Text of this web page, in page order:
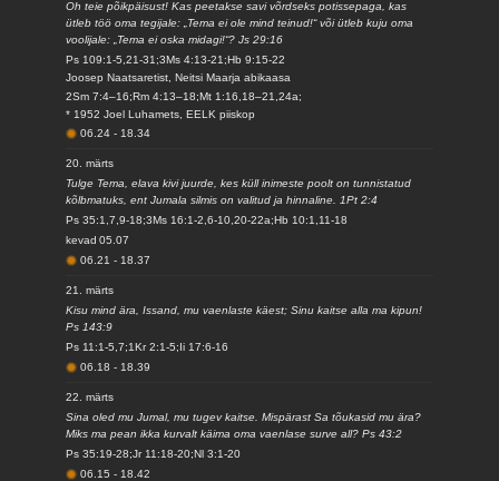
Oh teie põikpäisust! Kas peetakse savi võrdseks potissepaga, kas
ütleb töö oma tegijale: „Tema ei ole mind teinud!“ või ütleb kuju oma
voolijale: „Tema ei oska midagi!“? Js 29:16
Ps 109:1-5,21-31;3Ms 4:13-21;Hb 9:15-22
Joosep Naatsaretist, Neitsi Maarja abikaasa
2Sm 7:4–16;Rm 4:13–18;Mt 1:16,18–21,24a;
* 1952 Joel Luhamets, EELK piiskop
06.24- 18.34
20. märts
Tulge Tema, elava kivi juurde, kes küll inimeste poolt on tunnistatud
kõlbmatuks, ent Jumala silmis on valitud ja hinnaline. 1Pt 2:4
Ps 35:1,7,9-18;3Ms 16:1-2,6-10,20-22a;Hb 10:1,11-18
kevad 05.07
06.21- 18.37
21. märts
Kisu mind ära, Issand, mu vaenlaste käest; Sinu kaitse alla ma kipun!
Ps 143:9
Ps 11:1-5,7;1Kr 2:1-5;Ii 17:6-16
06.18- 18.39
22. märts
Sina oled mu Jumal, mu tugev kaitse. Mispärast Sa tõukasid mu ära?
Miks ma pean ikka kurvalt käima oma vaenlase surve all? Ps 43:2
Ps 35:19-28;Jr 11:18-20;Nl 3:1-20
06.15- 18.42